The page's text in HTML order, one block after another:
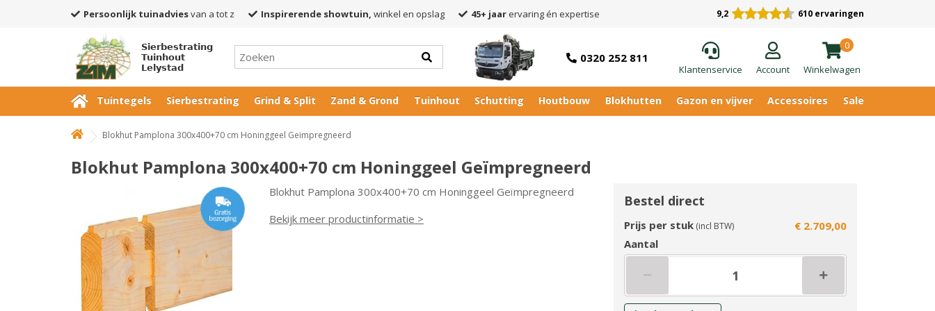
Persoonlijk tuinadviesvan a tot z Inspirerende showtuin, winkel en opslag 45+ jaar ervaring én expertise 9,2 610 ervaringen
Sierbestrating
Tuinhout
Lelystad
0320 252 811
Klantenservice Account
0
Winkelwagen
Tuintegels Sierbestrating Grind & Split Zand & Grond Tuinhout Schutting Houtbouw Blokhutten Gazon en vijver Accessoires Sale
Blokhut Pamplona 300x400+70 cm Honinggeel Geïmpregneerd
Blokhut Pamplona 300x400+70 cm Honinggeel Geïmpregneerd
Blokhut Pamplona 300x400+70 cm Honinggeel Geïmpregneerd
Bekijk meer productinformatie >
Bestel direct
Prijs per stuk (incl BTW)
€ 2.709,00
Aantal